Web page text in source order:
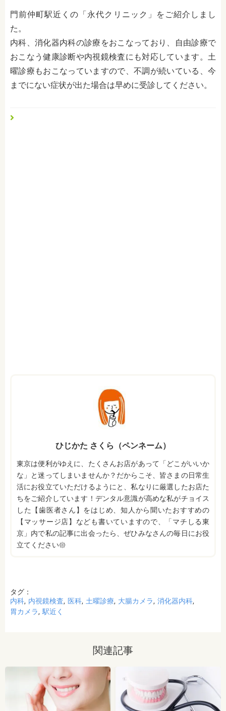
門前仲町駅近くの「永代クリニック」をご紹介しまし
た。
内科、消化器内科の診療をおこなっており、自由診療で
おこなう健康診断や内視鏡検査にも対応しています。土
曜診療もおこなっていますので、不調が続いている、今
までにない症状が出た場合は早めに受診してください。
ひじかた さくら（ペンネーム）
東京は便利がゆえに、たくさんお店があって「どこがいいか
な」と迷ってしまいませんか？だからこそ、皆さまの日常生
活にお役立ていただけるようにと、私なりに厳選したお店た
ちをご紹介しています！デンタル意識が高めな私がチョイス
した【歯医者さん】をはじめ、知人から聞いたおすすめの
【マッサージ店】なども書いていますので、「マチしる東
京」内で私の記事に出会ったら、ぜひみなさんの毎日にお役
立てください𑁍
タグ：
内科 内視鏡検査 医科 土曜診療 大腸カメラ
消化器内科
胃カメラ
駅近く
関連記事